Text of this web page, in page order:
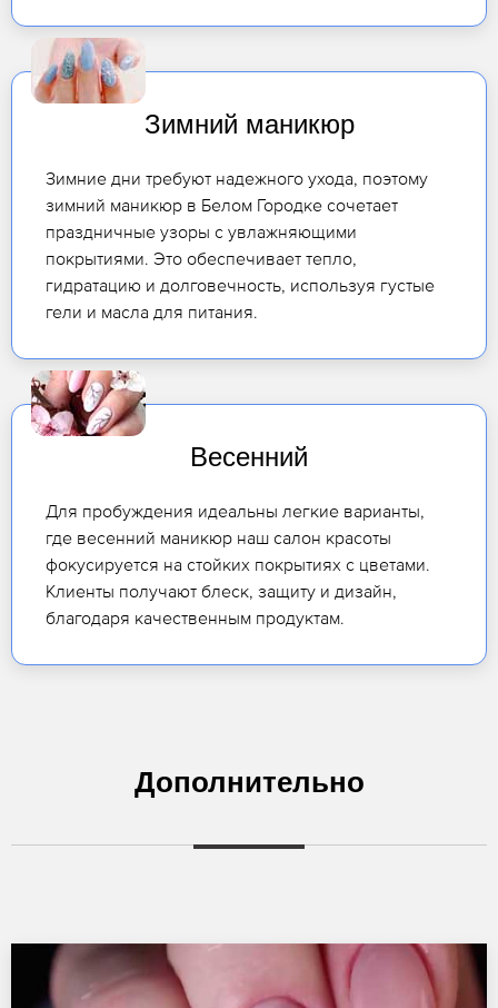
Зимний маникюр
Зимние дни требуют надежного ухода, поэтому
зимний маникюр в Белом Городке сочетает
праздничные узоры с увлажняющими
покрытиями. Это обеспечивает тепло,
гидратацию и долговечность, используя густые
гели и масла для питания.
Весенний
Для пробуждения идеальны легкие варианты,
где весенний маникюр наш салон красоты
фокусируется на стойких покрытиях с цветами.
Клиенты получают блеск, защиту и дизайн,
благодаря качественным продуктам.
Дополнительно